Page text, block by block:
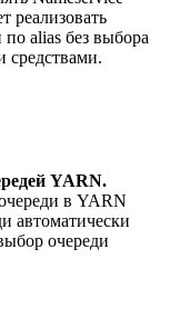
реализовать
alias без выбора
средствами.
YARN.
в YARN
автоматически
очереди